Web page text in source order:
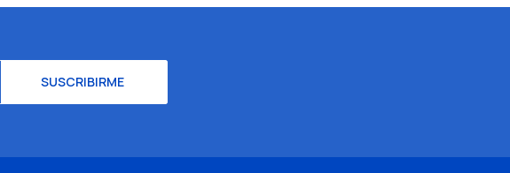
SUSCRIBIRME